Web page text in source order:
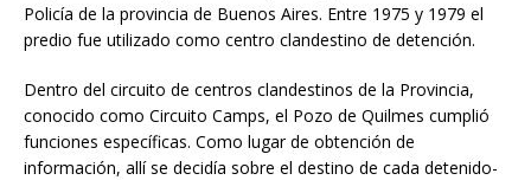
Policía de la provincia de Buenos Aires. Entre 1975 y 1979 el
predio fue utilizado como centro clandestino de detención.
Dentro del circuito de centros clandestinos de la Provincia,
conocido como Circuito Camps, el Pozo de Quilmes cumplió
funciones específicas. Como lugar de obtención de
información, allí se decidía sobre el destino de cada detenido-